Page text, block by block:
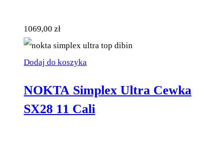
1069,00 zł
Dodaj do koszyka
NOKTA Simplex Ultra Cewka
SX28 11 Cali